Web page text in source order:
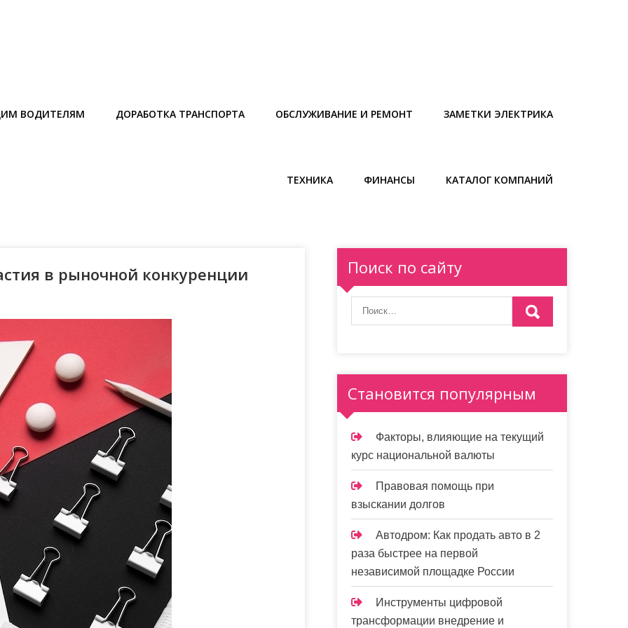
ВОДИТЕЛЯМ ДОРАБОТКА ТРАНСПОРТА ОБСЛУЖИВАНИЕ И РЕМОНТ ЗАМЕТКИ ЭЛЕКТРИКА
ТЕХНИКА ФИНАНСЫ КАТАЛОГ КОМПАНИЙ
в рыночной конкуренции Поиск по сайту
Становится популярным
Факторы, влияющие на текущий
курс национальной валюты
Правовая помощь при
взыскании долгов
Автодром: Как продать авто в 2
раза быстрее на первой
независимой площадке России
Инструменты цифровой
трансформации внедрение и